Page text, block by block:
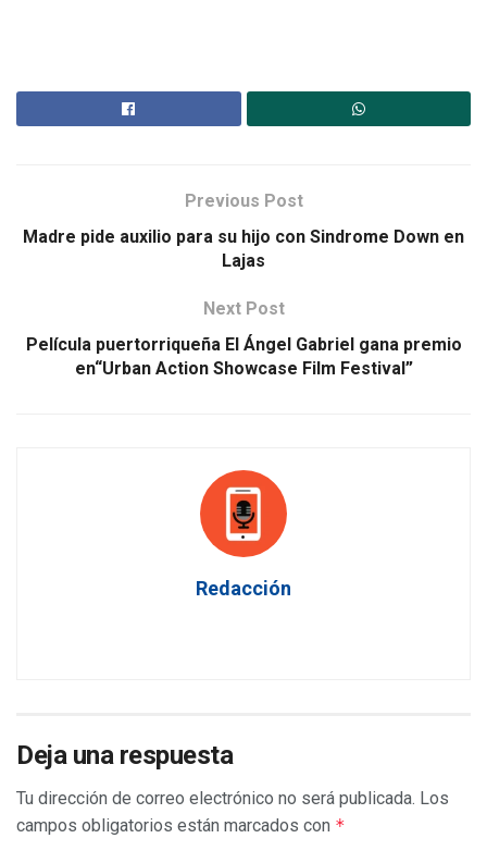
Previous Post
Madre pide auxilio para su hijo con Sindrome Down en
Lajas
Next Post
Película puertorriqueña El Ángel Gabriel gana premio
en“Urban Action Showcase Film Festival”
Redacción
Deja una respuesta
Tu dirección de correo electrónico no será publicada. Los
campos obligatorios están marcados con *